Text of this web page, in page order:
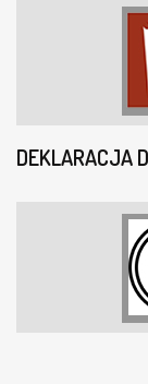
DEKLARACJA